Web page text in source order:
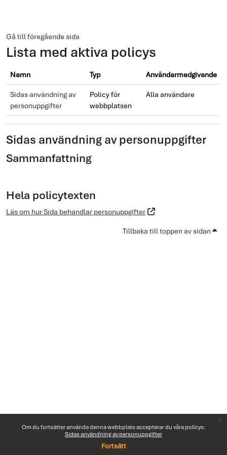
Om du fortsätter använda denna webbplats accepterar du våra policys:
Sidas användning av personuppgifter
Fortsätt
Gå till föregående sida
Lista med aktiva policys
Namn Typ Användarmedgivande
Sidas användning av
personuppgifter
Policy för
webbplatsen
Alla användare
Sidas användning av personuppgifter
Sammanfattning
Hela policytexten
Läs om hur Sida behandlar personuppgifter
Tillbaka till toppen av sidan